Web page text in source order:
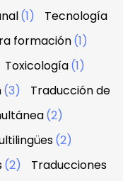
(1)
Tecnología
formación(1)
Toxicología(1)
(3)
Traducción de
(2)
(2)
(2)
Traducciones